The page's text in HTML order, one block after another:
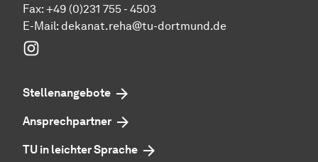
Fax: +49 (0)231 755 - 4503
E-Mail: dekanat.reha@tu-dortmund.de
Stellenangebote
Ansprechpartner
TU in leichter Sprache